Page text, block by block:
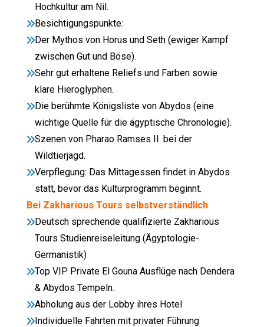
Hochkultur am Nil.
Besichtigungspunkte:
Der Mythos von Horus und Seth (ewiger Kampf
zwischen Gut und Böse).
Sehr gut erhaltene Reliefs und Farben sowie
klare Hieroglyphen.
Die berühmte Königsliste von Abydos (eine
wichtige Quelle für die ägyptische Chronologie).
Szenen von Pharao Ramses II. bei der
Wildtierjagd.
Verpflegung: Das Mittagessen findet in Abydos
statt, bevor das Kulturprogramm beginnt.
Bei Zakharious Tours selbstverständlich
Deutsch sprechende qualifizierte Zakharious
Tours Studienreiseleitung (Ägyptologie-
Germanistik)
Top VIP Private El Gouna Ausflüge nach Dendera
& Abydos Tempeln.
Abholung aus der Lobby ihres Hotel
Individuelle Fahrten mit privater Führung